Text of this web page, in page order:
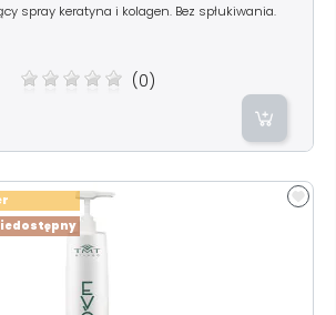
spray keratyna i kolagen. Bez spłukiwania.
(0)